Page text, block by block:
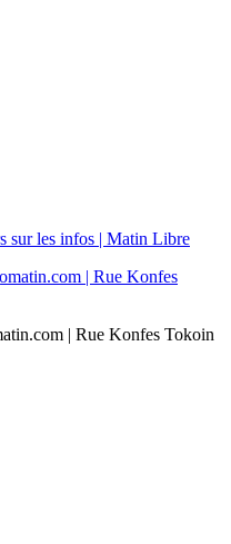
sur les infos | Matin Libre
| Rue Konfes Tokoin